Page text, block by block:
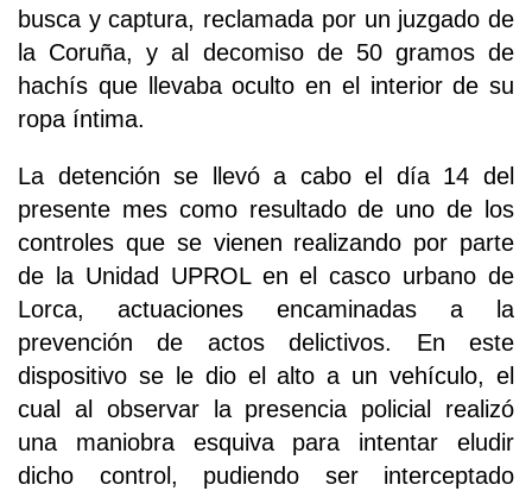
busca y captura, reclamada por un juzgado de
la Coruña, y al decomiso de 50 gramos de
hachís que llevaba oculto en el interior de su
ropa íntima.
La detención se llevó a cabo el día 14 del
presente mes como resultado de uno de los
controles que se vienen realizando por parte
de la Unidad UPROL en el casco urbano de
Lorca, actuaciones encaminadas a la
prevención de actos delictivos. En este
dispositivo se le dio el alto a un vehículo, el
cual al observar la presencia policial realizó
una maniobra esquiva para intentar eludir
dicho control, pudiendo ser interceptado